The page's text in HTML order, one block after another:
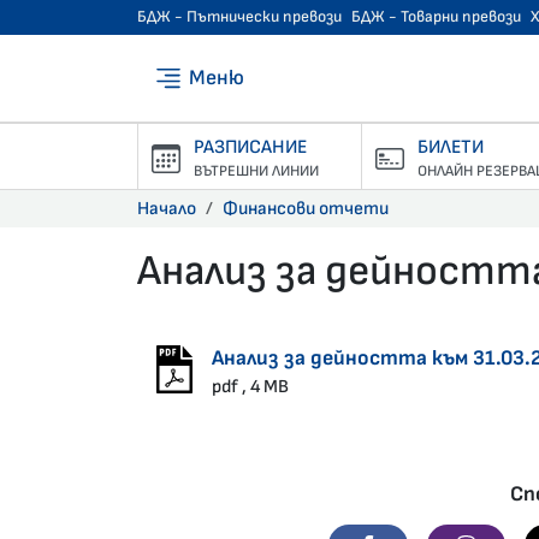
БДЖ - Пътнически превози БДЖ - Товарни превози
Меню
РАЗПИСАНИЕ
ВЪТРЕШНИ ЛИНИИ
БИЛЕТИ
ОНЛАЙН
Начало Финансови отчети
Анализ за
Анализ за дейността към
pdf , 4 MB